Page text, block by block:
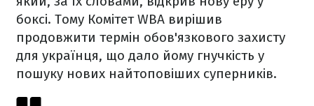
боксі. Тому Комітет WBA вирішив
продовжити термін обов'язкового захисту
для українця, що дало йому гнучкість у
пошуку нових найтоповіших суперників.